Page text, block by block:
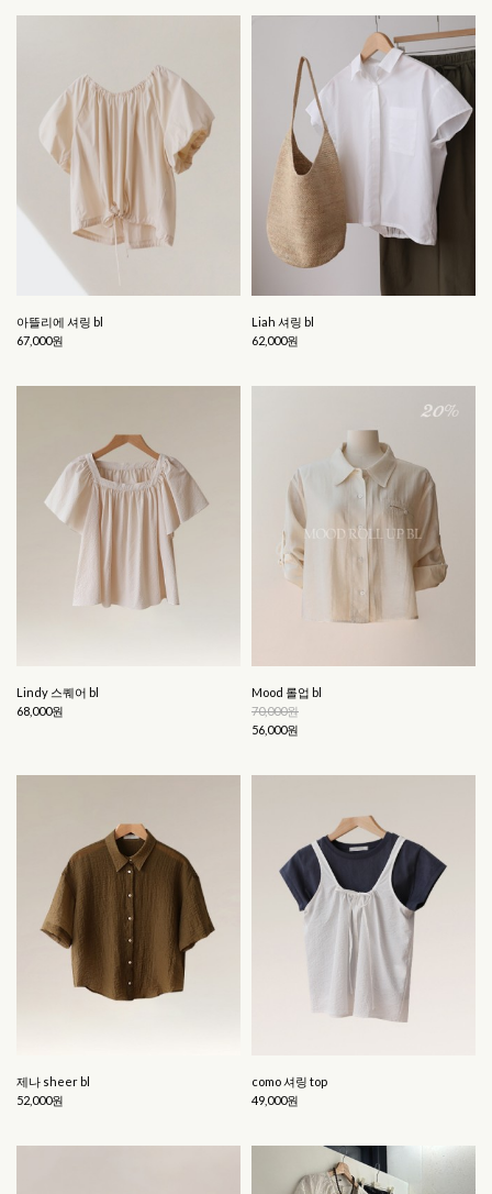
아뜰리에 셔링 bl
67,000원
Liah 셔링 bl
62,000원
Lindy 스퀘어 bl
68,000원
Mood 롤업 bl
70,000원
56,000원
제나 sheer bl
52,000원
como 셔링 top
49,000원